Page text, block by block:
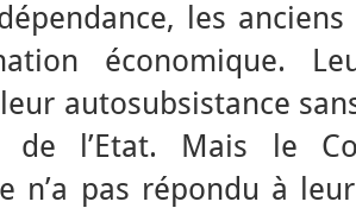
les
économique.
leur autosubsistance
de l’Etat. Mais le
n’a pas répondu à